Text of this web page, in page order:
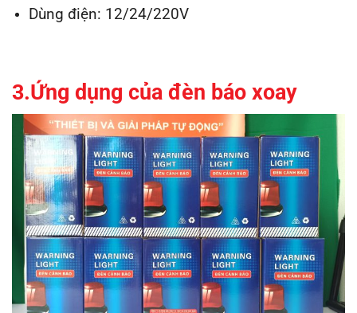
Dùng điện: 12/24/220V
3.Ứng dụng của đèn báo xoay